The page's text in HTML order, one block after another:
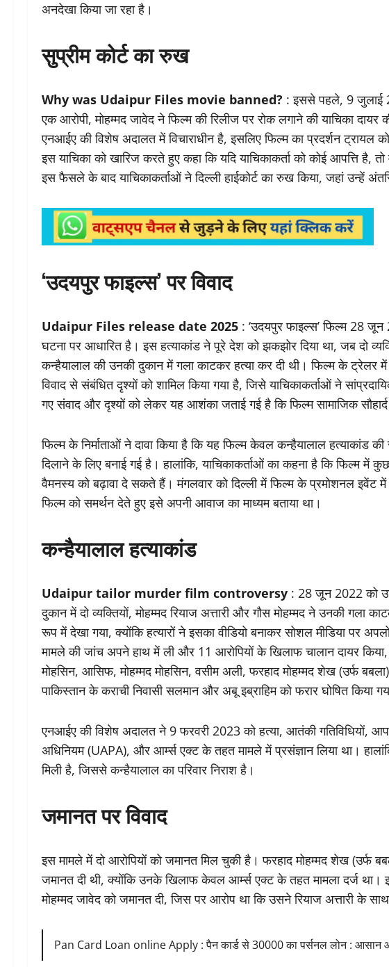
अनदेखा किया जा रहा है।
सुप्रीम कोर्ट का रुख
Why was Udaipur Files movie banned? : इससे पहले, 9 जुलाई
एक आरोपी, मोहम्मद जावेद ने फिल्म की रिलीज पर रोक लगाने की याचिका दायर
एनआईए की विशेष अदालत में विचाराधीन है, इसलिए फिल्म का प्रदर्शन ट्रायल
इस याचिका को खारिज करते हुए कहा कि यदि याचिकाकर्ता को कोई आपत्ति है,
इस फैसले के बाद याचिकाकर्ताओं ने दिल्ली हाईकोर्ट का रुख किया, जहां उन्हें
‘उदयपुर फाइल्स’ पर विवाद
Udaipur Files release date 2025 : ‘उदयपुर फाइल्स’ फिल्म 28
घटना पर आधारित है। इस हत्याकांड ने पूरे देश को झकझोर दिया था, जब दो
कन्हैयालाल की उनकी दुकान में गला काटकर हत्या कर दी थी। फिल्म के ट्रेलर में
विवाद से संबंधित दृश्यों को शामिल किया गया है, जिसे याचिकाकर्ताओं ने
गए संवाद और दृश्यों को लेकर यह आशंका जताई गई है कि फिल्म सामाजिक
फिल्म के निर्माताओं ने दावा किया है कि यह फिल्म केवल कन्हैयालाल हत्याकांड
दिलाने के लिए बनाई गई है। हालांकि, याचिकाकर्ताओं का कहना है कि फिल्म
वैमनस्य को बढ़ावा दे सकते हैं। मंगलवार को दिल्ली में फिल्म के प्रमोशनल इवेंट में
फिल्म को समर्थन देते हुए इसे अपनी आवाज का माध्यम बताया था।
कन्हैयालाल हत्याकांड
Udaipur tailor murder film controversy : 28 जून 2022 को
दुकान में दो व्यक्तियों, मोहम्मद रियाज अत्तारी और गौस मोहम्मद ने उनकी
रूप में देखा गया, क्योंकि हत्यारों ने इसका वीडियो बनाकर सोशल मीडिया पर
मामले की जांच अपने हाथ में ली और 11 आरोपियों के खिलाफ चालान दायर किया,
मोहसिन, आसिफ, मोहम्मद मोहसिन, वसीम अली, फरहाद मोहम्मद शेख (उर्फ
पाकिस्तान के कराची निवासी सलमान और अबू इब्राहिम को फरार घोषित किया
एनआईए की विशेष अदालत ने 9 फरवरी 2023 को हत्या, आतंकी गतिविधियों,
अधिनियम (UAPA), और आर्म्स एक्ट के तहत मामले में प्रसंज्ञान लिया था।
मिली है, जिससे कन्हैयालाल का परिवार निराश है।
जमानत पर विवाद
इस मामले में दो आरोपियों को जमानत मिल चुकी है। फरहाद मोहम्मद शेख (उर्फ
जमानत दी थी, क्योंकि उनके खिलाफ केवल आर्म्स एक्ट के तहत मामला दर्ज था।
मोहम्मद जावेद को जमानत दी, जिस पर आरोप था कि उसने रियाज अत्तारी के
Pan Card Loan online Apply : पैन कार्ड से 30000 का पर्सनल लोन : आसान